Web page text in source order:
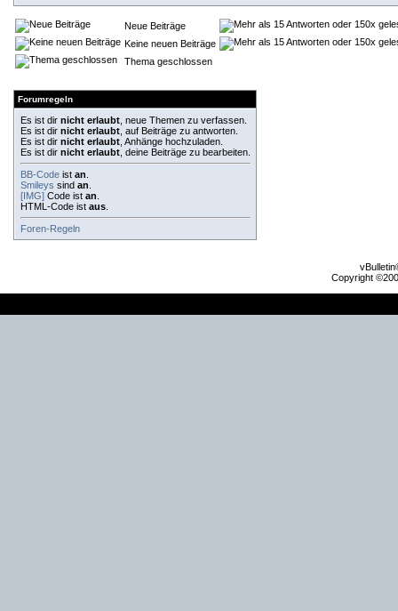
Neue Beiträge
Keine neuen Beiträge
Thema geschlossen
Forumregeln
Es ist dir nicht erlaubt , neue Themen zu verfassen.
Es ist dir nicht erlaubt , auf Beiträge zu antworten.
Es ist dir nicht erlaubt , Anhänge hochzuladen.
Es ist dir nicht erlaubt , deine Beiträge zu bearbeiten.
BB-Code ist an
Smileys sind an
[IMG] Code ist an
HTML-Code ist aus
Foren-Regeln
Copyright